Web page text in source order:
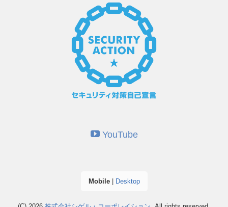
YouTube
Mobile| Desktop